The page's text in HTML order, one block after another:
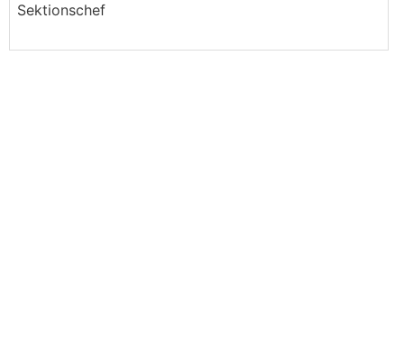
Sektionschef